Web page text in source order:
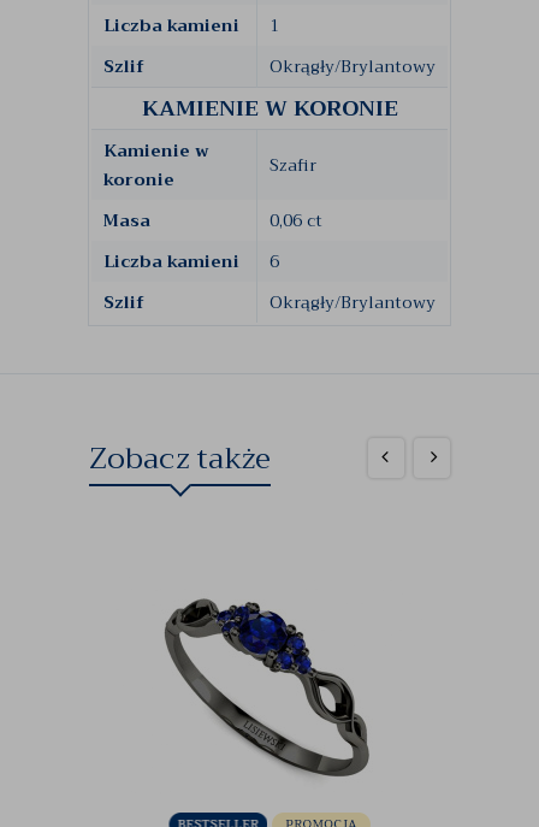
Liczba kamieni
1
Szlif
Okrągły/Brylantowy
KAMIENIE W KORONIE
Kamienie w
koronie
Szafir
Masa
0,06 ct
Liczba kamieni
6
Szlif
Okrągły/Brylantowy
Zobacz także